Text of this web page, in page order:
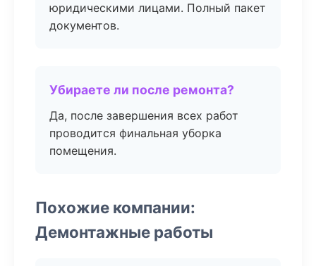
юридическими лицами. Полный пакет
документов.
Убираете ли после ремонта?
Да, после завершения всех работ
проводится финальная уборка
помещения.
Похожие компании:
Демонтажные работы